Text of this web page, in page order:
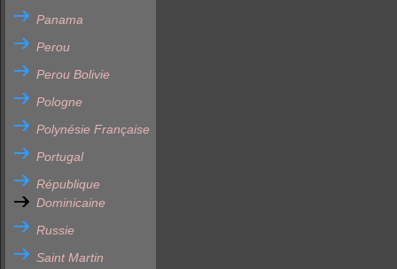
Panama
Perou
Perou Bolivie
Pologne
Polynésie Française
Portugal
République
Dominicaine
Russie
Saint Martin